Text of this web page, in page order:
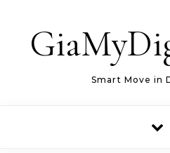
Smart Move in